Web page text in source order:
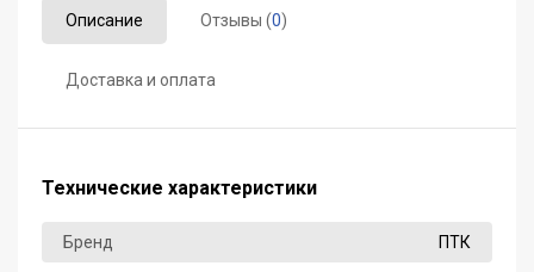
Описание Отзывы (0)
Доставка и оплата
Технические характеристики
Бренд ПТК